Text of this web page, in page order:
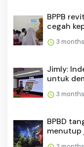
BPPB
cegah
3
Jimly:
untuk
3
BPBD
menutup